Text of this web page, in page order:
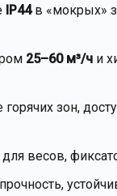
IP44в «мокрых»
25–60 м³/ч и
зон,
для весов,